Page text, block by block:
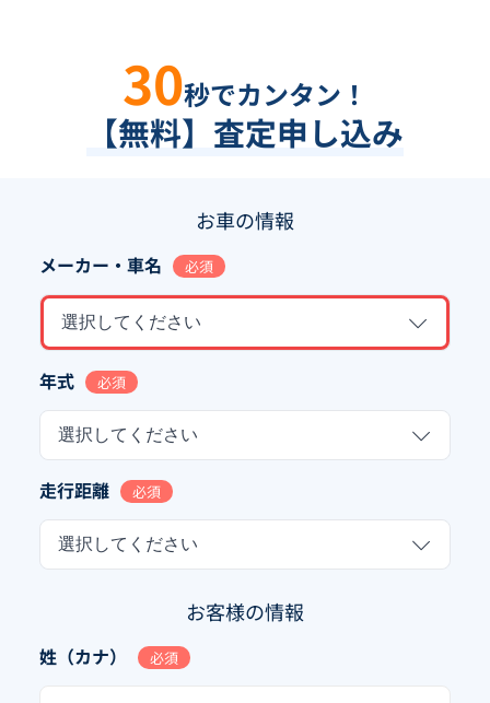
30秒でカンタン！
【無料】査定申し込み
お車の情報
メーカー・車名 必須
選択してください
年式 必須
選択してください
走行距離 必須
選択してください
お客様の情報
姓（カナ） 必須